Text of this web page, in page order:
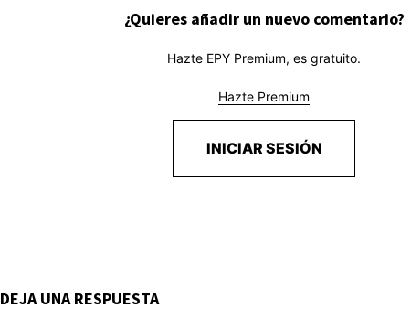
¿Quieres añadir un nuevo comentario?
Hazte EPY Premium, es gratuito.
Hazte Premium
INICIAR SESIÓN
DEJA UNA RESPUESTA